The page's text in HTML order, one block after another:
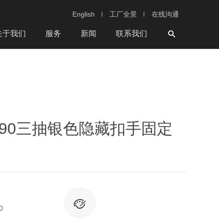
English 工厂全景 在线沟通
于我们 服务 新闻 联系我们
三抽银色隐藏扣手固定